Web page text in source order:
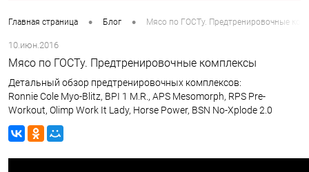
Главная страница • Блог • Мясо по ГОСТу. Предтренировочные
10.июн.2016
Мясо по ГОСТу. Предтренировочные комплексы
Детальный обзор предтренировочных комплексов:
Ronnie Cole Myo-Blitz, BPI 1 M.R., APS Mesomorph, RPS Pre-
Workout, Olimp Work It Lady, Horse Power, BSN No-Xplode 2.0